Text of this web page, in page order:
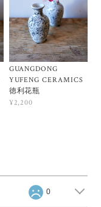
GUANGDONG
YUFENG CERAMICS
徳利花瓶
¥2,200
0